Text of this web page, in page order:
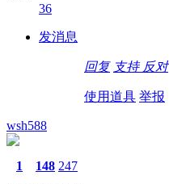
36
发消息
回复 支持 反对
使用道具 举报
wsh588
1 148 247